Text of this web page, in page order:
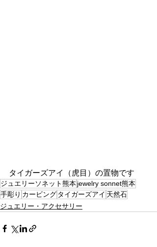
タイガーズアイ（虎目）の置物です
ジュエリーソネット熊本 jewelry sonnet熊本
手彫り カービング タイガーズアイ 天然石
ジュエリー・アクセサリー